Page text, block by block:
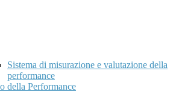
Sistema di misurazione e valutazione della
performance
della Performance